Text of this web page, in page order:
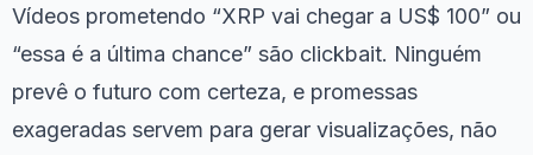
Vídeos prometendo “XRP vai chegar a US$ 100” ou
“essa é a última chance” são clickbait. Ninguém
prevê o futuro com certeza, e promessas
exageradas servem para gerar visualizações, não